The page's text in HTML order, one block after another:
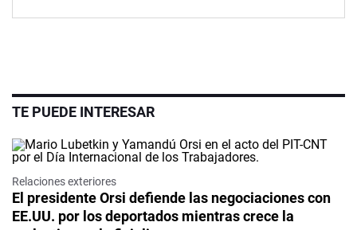
TE PUEDE INTERESAR
Relaciones exteriores
El presidente Orsi defiende las negociaciones con
EE.UU. por los deportados mientras crece la